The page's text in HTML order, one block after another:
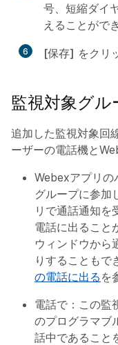
号、短縮ダイ
えることがで
6 [保存] をクリ
監視対象グ
追加した監視対象回
ーザーの電話機と
Webexアプリ
グループに参加
リで通話通知を
電話に出ること
ウィンドウから
りすることもで
の電話に出る を
電話で：この監
のプログラマブ
話中であること